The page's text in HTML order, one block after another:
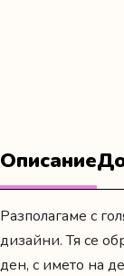
Описание
Разполагаме с
дизайни. Тя се
ден, с името на